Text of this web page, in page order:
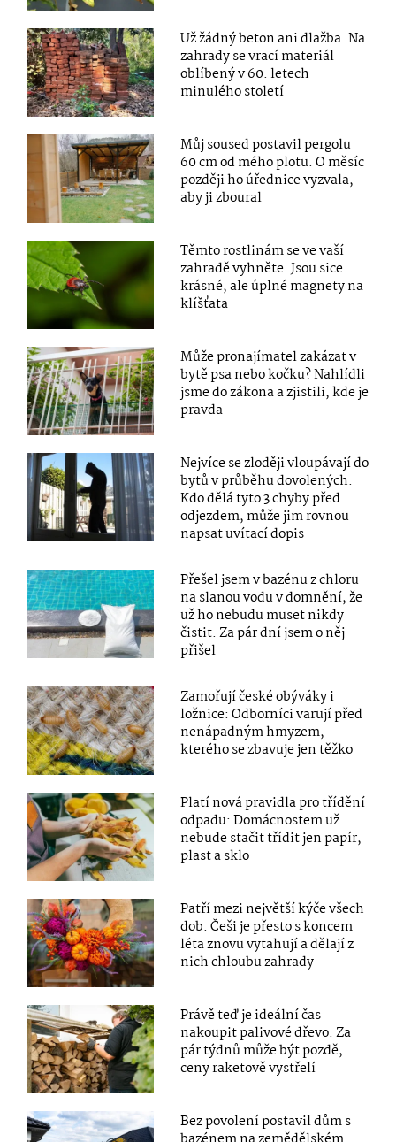
Už žádný beton ani dlažba. Na
zahrady se vrací materiál
oblíbený v 60. letech
minulého století
Můj soused postavil pergolu
60 cm od mého plotu. O měsíc
později ho úřednice vyzvala,
aby ji zboural
Těmto rostlinám se ve vaší
zahradě vyhněte. Jsou sice
krásné, ale úplné magnety na
klíšťata
Může pronajímatel zakázat v
bytě psa nebo kočku? Nahlídli
jsme do zákona a zjistili, kde je
pravda
Nejvíce se zloději vloupávají do
bytů v průběhu dovolených.
Kdo dělá tyto 3 chyby před
odjezdem, může jim rovnou
napsat uvítací dopis
Přešel jsem v bazénu z chloru
na slanou vodu v domnění, že
už ho nebudu muset nikdy
čistit. Za pár dní jsem o něj
přišel
Zamořují české obýváky i
ložnice: Odborníci varují před
nenápadným hmyzem,
kterého se zbavuje jen těžko
Platí nová pravidla pro třídění
odpadu: Domácnostem už
nebude stačit třídit jen papír,
plast a sklo
Patří mezi největší kýče všech
dob. Češi je přesto s koncem
léta znovu vytahují a dělají z
nich chloubu zahrady
Právě teď je ideální čas
nakoupit palivové dřevo. Za
pár týdnů může být pozdě,
ceny raketově vystřelí
Bez povolení postavil dům s